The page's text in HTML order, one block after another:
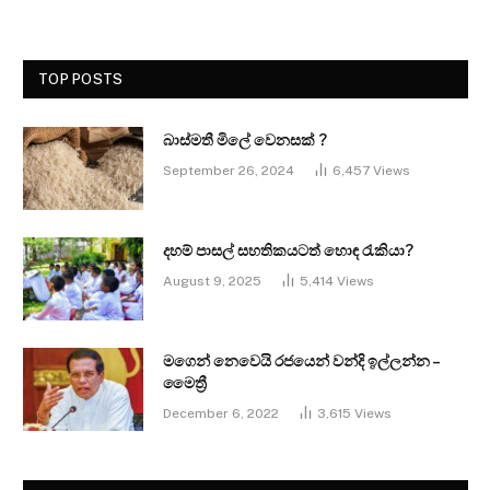
TOP POSTS
බාස්මතී මිලේ වෙනසක් ?
September 26, 2024 6,457 Views
දහම් පාසල් සහතිකයටත් හොඳ රැකියා?
August 9, 2025 5,414 Views
මගෙන් නෙවෙයි රජයෙන් වන්දි ඉල්ලන්න –
මෛත්‍රී
December 6, 2022 3,615 Views